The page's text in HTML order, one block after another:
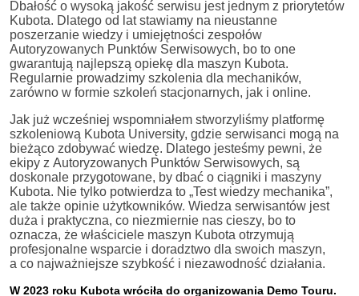
Dbałość o wysoką jakość serwisu jest jednym z priorytetów
Kubota. Dlatego od lat stawiamy na nieustanne
poszerzanie wiedzy i umiejętności zespołów
Autoryzowanych Punktów Serwisowych, bo to one
gwarantują najlepszą opiekę dla maszyn Kubota.
Regularnie prowadzimy szkolenia dla mechaników,
zarówno w formie szkoleń stacjonarnych, jak i online.
Jak już wcześniej wspomniałem stworzyliśmy platformę
szkoleniową Kubota University, gdzie serwisanci mogą na
bieżąco zdobywać wiedzę. Dlatego jesteśmy pewni, że
ekipy z Autoryzowanych Punktów Serwisowych, są
doskonale przygotowane, by dbać o ciągniki i maszyny
Kubota. Nie tylko potwierdza to „Test wiedzy mechanika”,
ale także opinie użytkowników. Wiedza serwisantów jest
duża i praktyczna, co niezmiernie nas cieszy, bo to
oznacza, że właściciele maszyn Kubota otrzymują
profesjonalne wsparcie i doradztwo dla swoich maszyn,
a co najważniejsze szybkość i niezawodność działania.
W 2023 roku Kubota wróciła do organizowania Demo Touru.